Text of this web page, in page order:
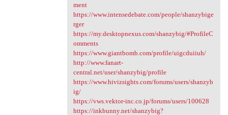
ment
https://www.intensedebate.com/people/shanzybige
rger
https://my.desktopnexus.com/shanzybig/#ProfileC
omments
https://www.giantbomb.com/profile/uigcduiiuh/
http://www.fanart-
central.net/user/shanzybig/profile
https://www.hivizsights.com/forums/users/shanzyb
ig/
https://vws.vektor-inc.co.jp/forums/users/100628
https://inkbunny.net/shanzybig?